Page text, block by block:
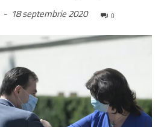
- 18 septembrie 2020 0